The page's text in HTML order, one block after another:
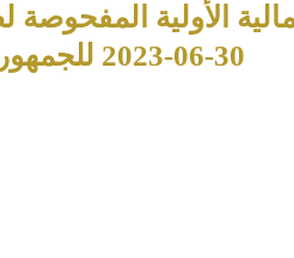
الأولية
30-06-2023 للجمهور